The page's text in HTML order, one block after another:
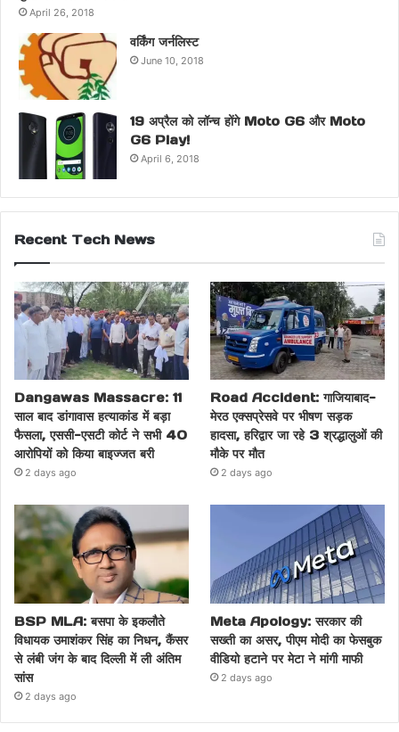
April 26, 2018
वर्किंग जर्नलिस्ट
June 10, 2018
19 अप्रैल को लॉन्च होंगे Moto G6 और Moto
G6 Play!
April 6, 2018
Recent Tech News
Dangawas Massacre: 11
साल बाद डांगावास हत्याकांड में बड़ा
फैसला, एससी-एसटी कोर्ट ने सभी 40
आरोपियों को किया बाइज्जत बरी
2 days ago
Road Accident: गाजियाबाद-
मेरठ एक्सप्रेसवे पर भीषण सड़क
हादसा, हरिद्वार जा रहे 3 श्रद्धालुओं की
मौके पर मौत
2 days ago
BSP MLA: बसपा के इकलौते
विधायक उमाशंकर सिंह का निधन, कैंसर
से लंबी जंग के बाद दिल्ली में ली अंतिम
सांस
2 days ago
Meta Apology: सरकार की
सख्ती का असर, पीएम मोदी का फेसबुक
वीडियो हटाने पर मेटा ने मांगी माफी
2 days ago